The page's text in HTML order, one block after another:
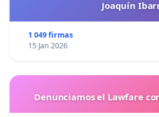
Joaquín
1 049 firmas
15 Jan 2026
Denunciamos el Lawfare